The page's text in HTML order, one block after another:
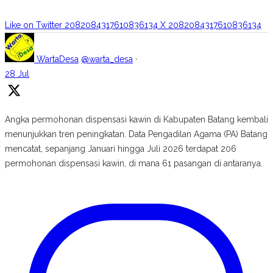
Like on Twitter 2082084317610836134 X 2082084317610836134
WartaDesa @warta_desa ·
28 Jul
Angka permohonan dispensasi kawin di Kabupaten Batang kembali
menunjukkan tren peningkatan. Data Pengadilan Agama (PA) Batang
mencatat, sepanjang Januari hingga Juli 2026 terdapat 206
permohonan dispensasi kawin, di mana 61 pasangan di antaranya.